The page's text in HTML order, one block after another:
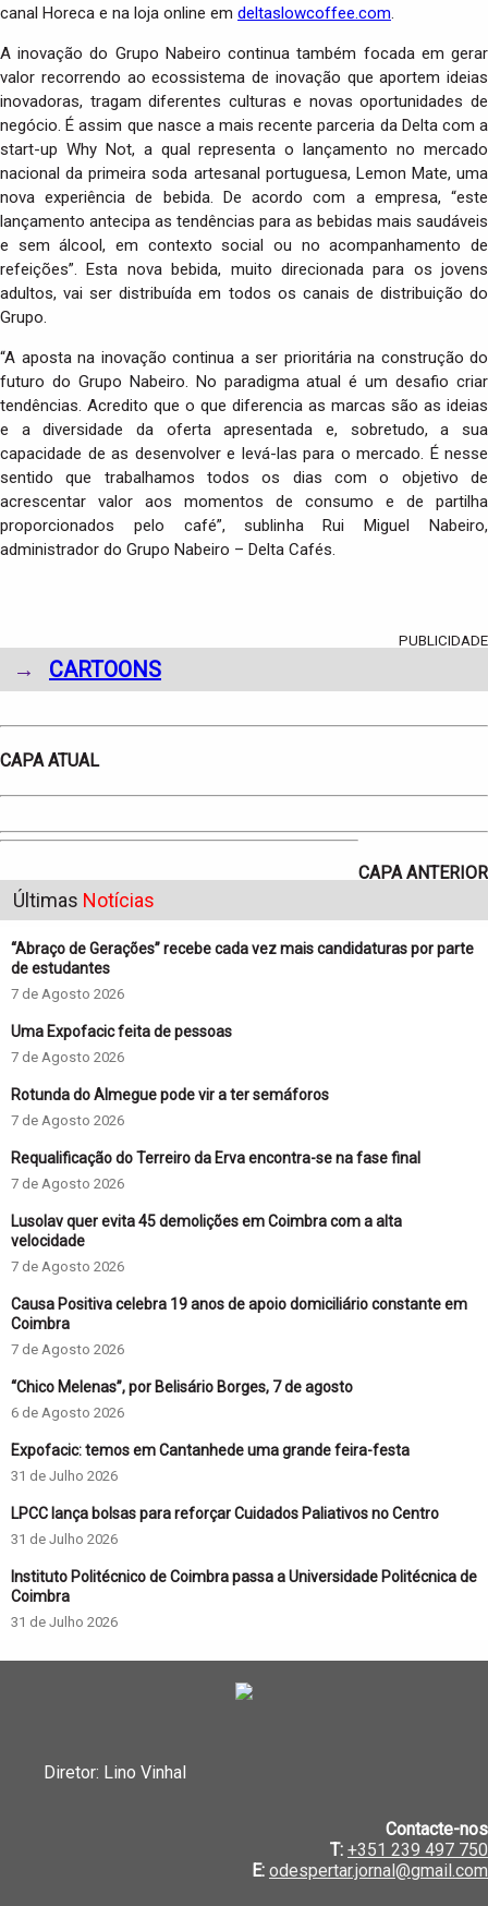
canal Horeca e na loja online em deltaslowcoffee.com.
A inovação do Grupo Nabeiro continua também focada em gerar
valor recorrendo ao ecossistema de inovação que aportem ideias
inovadoras, tragam diferentes culturas e novas oportunidades de
negócio. É assim que nasce a mais recente parceria da Delta com a
start-up Why Not, a qual representa o lançamento no mercado
nacional da primeira soda artesanal portuguesa, Lemon Mate, uma
nova experiência de bebida. De acordo com a empresa, “este
lançamento antecipa as tendências para as bebidas mais saudáveis
e sem álcool, em contexto social ou no acompanhamento de
refeições”. Esta nova bebida, muito direcionada para os jovens
adultos, vai ser distribuída em todos os canais de distribuição do
Grupo.
“A aposta na inovação continua a ser prioritária na construção do
futuro do Grupo Nabeiro. No paradigma atual é um desafio criar
tendências. Acredito que o que diferencia as marcas são as ideias
e a diversidade da oferta apresentada e, sobretudo, a sua
capacidade de as desenvolver e levá-las para o mercado. É nesse
sentido que trabalhamos todos os dias com o objetivo de
acrescentar valor aos momentos de consumo e de partilha
proporcionados pelo café”, sublinha Rui Miguel Nabeiro,
administrador do Grupo Nabeiro – Delta Cafés.
PUBLICIDADE
→ CARTOONS
CAPA ATUAL
CAPA ANTERIOR
Últimas Notícias
“Abraço de Gerações” recebe cada vez mais candidaturas por parte
de estudantes
7 de Agosto 2026
Uma Expofacic feita de pessoas
7 de Agosto 2026
Rotunda do Almegue pode vir a ter semáforos
7 de Agosto 2026
Requalificação do Terreiro da Erva encontra-se na fase final
7 de Agosto 2026
Lusolav quer evita 45 demolições em Coimbra com a alta
velocidade
7 de Agosto 2026
Causa Positiva celebra 19 anos de apoio domiciliário constante em
Coimbra
7 de Agosto 2026
“Chico Melenas”, por Belisário Borges, 7 de agosto
6 de Agosto 2026
Expofacic: temos em Cantanhede uma grande feira-festa
31 de Julho 2026
LPCC lança bolsas para reforçar Cuidados Paliativos no Centro
31 de Julho 2026
Instituto Politécnico de Coimbra passa a Universidade Politécnica de
Coimbra
31 de Julho 2026
Diretor: Lino Vinhal
Contacte-nos
T: +351 239 497 750
E: odespertar.jornal@gmail.com